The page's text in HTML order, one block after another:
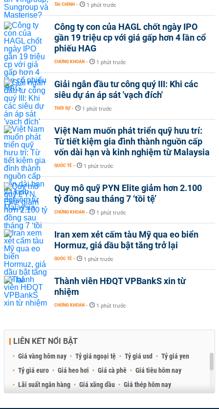
TÀI CHÍNH - 1 phút trước
Công ty con của HAGL chốt ngày IPO
gần 19 triệu cp với giá gấp hơn 4 lần cổ
phiếu HAG
CHỨNG KHOÁN - 1 phút trước
Giải ngân đầu tư công quý III: Khi các
siêu dự án áp sát 'vạch đích'
THỜI SỰ - 1 phút trước
Việt Nam muốn phát triển quỹ hưu trí:
Từ tiết kiệm gia đình thành nguồn cấp
vốn dài hạn và kinh nghiệm từ Malaysia
QUỐC TẾ - 1 phút trước
Quy mô quỹ PYN Elite giảm hơn 2.100
tỷ đồng sau tháng 7 ‘tồi tệ’
CHỨNG KHOÁN - 1 phút trước
Iran xem xét cấm tàu Mỹ qua eo biển
Hormuz, giá dầu bật tăng trở lại
QUỐC TẾ - 1 phút trước
Thành viên HĐQT VPBankS xin từ
nhiệm
CHỨNG KHOÁN - 1 phút trước
LIÊN KẾT NỔI BẬT
Giá vàng hôm nay Tỷ giá ngoại tệ Tỷ giá usd
Tỷ giá yen
Tỷ giá euro
Giá heo hơi Giá cà phê
Giá tiêu hôm nay
Lãi suất ngân hàng
Giá xăng dầu
Giá thép hôm nay